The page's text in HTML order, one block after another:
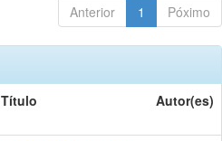
Anterior 1 Póximo
Título Autor(es)